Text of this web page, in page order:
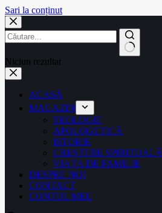
Sari la conținut
Niciun rezultat
ACASĂ
MAGAZIN
TEOLOGIE
APOLOGETICĂ
ISTORIE
CREȘTERE SPIRITUALĂ
VIAȚA DE FAMILIE
DESPRE NOI
CONTACT
CONTUL MEU